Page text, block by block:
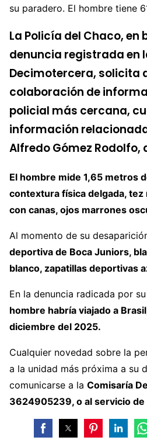
su paradero. El hombre tiene
La Policía del Chaco, en
denuncia registrada en
Decimotercera, solicita
colaboración de
policial más cercana,
información
Alfredo Gómez Rodolfo,
El hombre mide 1,65 metros
contextura física delgada,
con canas, ojos marrones
Al momento de su
deportiva de Boca Juniors,
blanco, zapatillas deportivas
En la denuncia radicada por
hombre habría viajado a
diciembre del 2025.
Cualquier novedad sobre la
a la unidad más próxima a su
comunicarse a la Comisaría
3624905239, o al servicio de